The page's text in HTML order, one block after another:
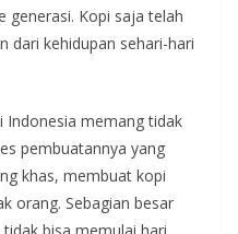
generasi. Kopi saja telah
dari kehidupan sehari-hari
Indonesia memang tidak
pembuatannya yang
khas, membuat kopi
orang. Sebagian besar